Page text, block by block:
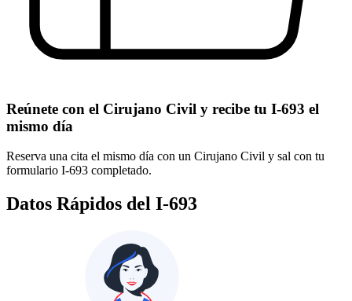
Reúnete con el Cirujano Civil y recibe tu I‑693 el
mismo día
Reserva una cita el mismo día con un Cirujano Civil y sal con tu
formulario I‑693 completado.
Datos Rápidos del I‑693